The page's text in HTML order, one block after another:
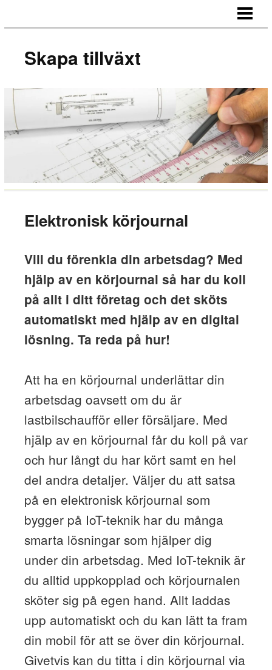
MOTIVERA MEDARBETARE
OUTSOURCA
BLOGG
Skapa tillväxt
Elektronisk körjournal
Vill du förenkla din arbetsdag? Med
hjälp av en körjournal så har du koll
på allt i ditt företag och det sköts
automatiskt med hjälp av en digital
lösning. Ta reda på hur!
Att ha en körjournal underlättar din
arbetsdag oavsett om du är
lastbilschaufför eller försäljare. Med
hjälp av en körjournal får du koll på var
och hur långt du har kört samt en hel
del andra detaljer. Väljer du att satsa
på en elektronisk körjournal som
bygger på IoT-teknik har du många
smarta lösningar som hjälper dig
under din arbetsdag. Med IoT-teknik är
du alltid uppkopplad och körjournalen
sköter sig på egen hand. Allt laddas
upp automatiskt och du kan lätt ta fram
din mobil för att se över din körjournal.
Givetvis kan du titta i din körjournal via